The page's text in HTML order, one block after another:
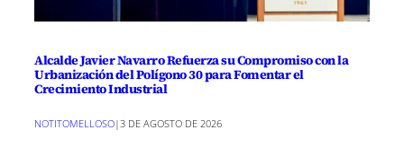
Alcalde Javier Navarro Refuerza su Compromiso con la
Urbanización del Polígono 30 para Fomentar el
Crecimiento Industrial
NOTITOMELLOSO|3 DE AGOSTO DE 2026